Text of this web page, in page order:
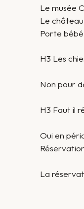
Le musée
Le
Porte
H3 Les
Non pour
H3 Faut il
Oui en
La